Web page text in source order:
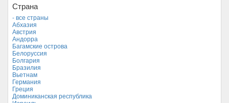
Страна
- все страны
Абхазия
Австрия
Андорра
Багамские острова
Белоруссия
Болгария
Бразилия
Вьетнам
Германия
Греция
Доминиканская республика